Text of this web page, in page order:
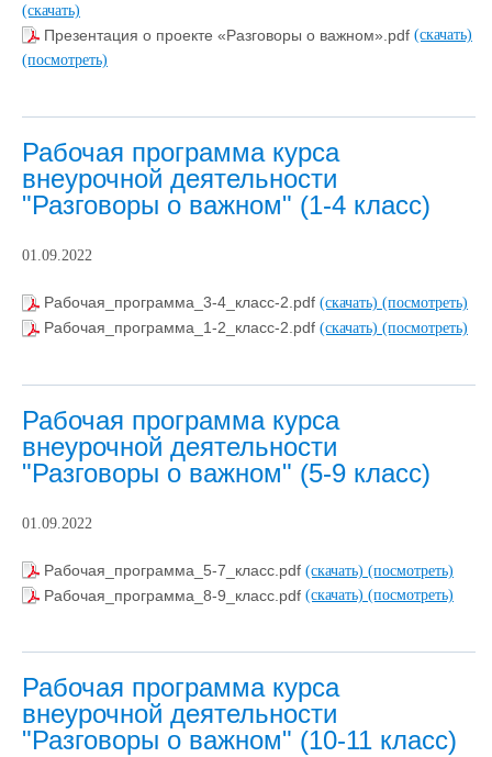
(скачать)
Презентация о проекте «Разговоры о важном».pdf (скачать)
(посмотреть)
Рабочая программа курса
внеурочной деятельности
"Разговоры о важном" (1-4 класс)
01.09.2022
Рабочая_программа_3-4_класс-2.pdf (скачать) (посмотреть)
Рабочая_программа_1-2_класс-2.pdf (скачать) (посмотреть)
Рабочая программа курса
внеурочной деятельности
"Разговоры о важном" (5-9 класс)
01.09.2022
Рабочая_программа_5-7_класс.pdf (скачать) (посмотреть)
Рабочая_программа_8-9_класс.pdf (скачать) (посмотреть)
Рабочая программа курса
внеурочной деятельности
"Разговоры о важном" (10-11 класс)